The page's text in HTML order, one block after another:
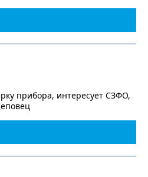
прибора, интересует СЗФО,